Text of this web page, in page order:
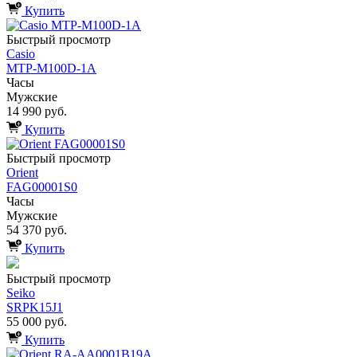
Купить
Быстрый просмотр
Casio
MTP-M100D-1A
Часы
Мужские
14 990 руб.
Купить
Быстрый просмотр
Orient
FAG00001S0
Часы
Мужские
54 370 руб.
Купить
Быстрый просмотр
Seiko
SRPK15J1
55 000 руб.
Купить